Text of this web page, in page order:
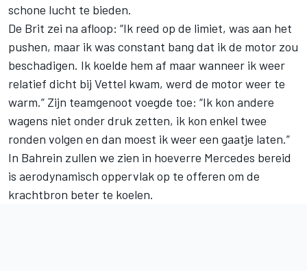
schone lucht te bieden.
De Brit zei na afloop: “Ik reed op de limiet, was aan het
pushen, maar ik was constant bang dat ik de motor zou
beschadigen. Ik koelde hem af maar wanneer ik weer
relatief dicht bij Vettel kwam, werd de motor weer te
warm.” Zijn teamgenoot voegde toe: “Ik kon andere
wagens niet onder druk zetten, ik kon enkel twee
ronden volgen en dan moest ik weer een gaatje laten.”
In Bahrein zullen we zien in hoeverre Mercedes bereid
is aerodynamisch oppervlak op te offeren om de
krachtbron beter te koelen.